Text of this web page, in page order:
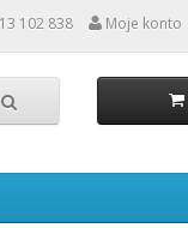
102 838 Moje konto